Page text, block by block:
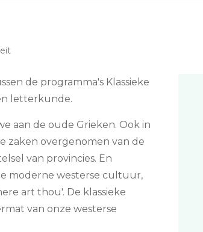
de programma's Klassieke
letterkunde.
aan de oude Grieken. Ook in
zaken overgenomen van de
van provincies. En
moderne westerse cultuur,
art thou'. De klassieke
van onze westerse